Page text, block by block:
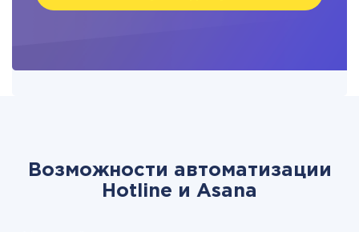
Возможности автоматизации
Hotline и Asana